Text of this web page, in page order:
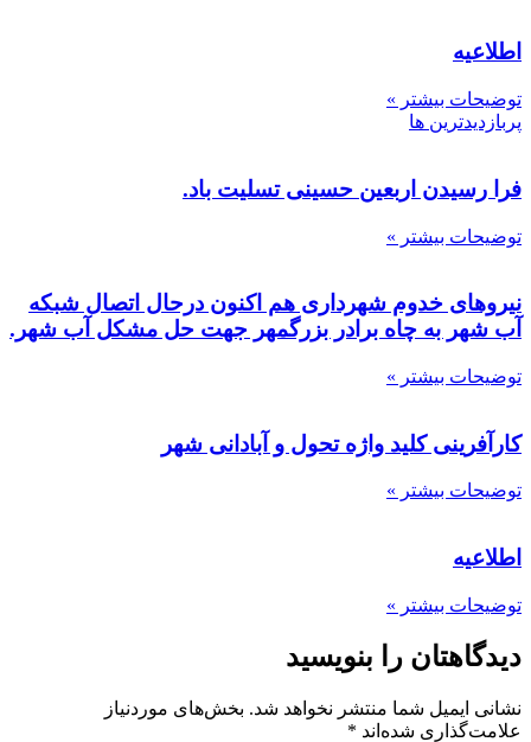
بیشتر »
ها
اربعین حسینی تسلیت باد.
بیشتر »
خدوم شهرداری هم اکنون درحال اتصال شبکه
به چاه برادر بزرگمهر جهت حل مشکل آب شهر.
بیشتر »
کلید واژه تحول و آبادانی شهر
بیشتر »
بیشتر »
را بنویسید
شما منتشر نخواهد شد. بخش‌های موردنیاز
شده‌اند*